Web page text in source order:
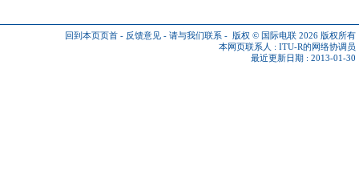
回到本页页首 - 反馈意见 - 请与我们联系 - 版权 © 国际电联 2026 版权所有
本网页联系人 : ITU-R的网络协调员
最近更新日期 : 2013-01-30